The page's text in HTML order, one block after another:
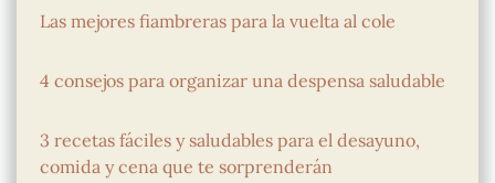
Las mejores fiambreras para la vuelta al cole
4 consejos para organizar una despensa saludable
3 recetas fáciles y saludables para el desayuno,
comida y cena que te sorprenderán